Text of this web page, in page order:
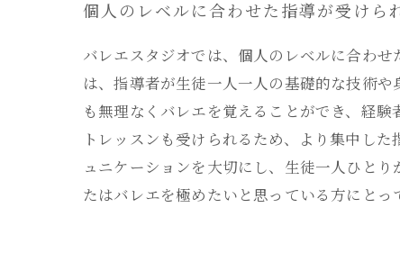
個人のレベルに合わせた指導が受けら
バレエスタジオでは、個人のレベルに合わ
は、指導者が生徒一人一人の基礎的な技術
も無理なくバレエを覚えることができ、経
トレッスンも受けられるため、より集中し
ュニケーションを大切にし、生徒一人ひと
たはバレエを極めたいと思っている方にと